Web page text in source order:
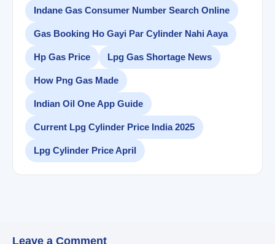
Indane Gas Consumer Number Search Online
Gas Booking Ho Gayi Par Cylinder Nahi Aaya
Hp Gas Price Lpg Gas Shortage News
How Png Gas Made
Indian Oil One App Guide
Current Lpg Cylinder Price India 2025
Lpg Cylinder Price April
Leave a Comment